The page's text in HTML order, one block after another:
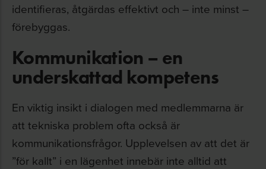
identifieras, åtgärdas effektivt och – inte minst –
förebyggas.
Kommunikation – en
underskattad kompetens
En viktig insikt i dialogen med medlemmarna är
att tekniska problem ofta också är
kommunikationsfrågor. Upplevelsen av att det är
”för kallt” i en lägenhet innebär inte alltid att